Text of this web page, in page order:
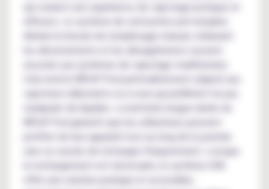
qui veulent une expérience de vapotage pratique et
élimine le besoin de remplissage manuel, réduisant
associés aux systèmes de vapotage traditionnels.
Cela rend le WPuff Pod particulièrement adapté aux
vapoteurs débutants ou à ceux qui préfèrent ne pas
manipuler de liquides. La batterie longue durée du
WPuff Pod garantit que les utilisateurs peuvent
profiter de leur appareil tout au long de la journée
sans se soucier de recharger fréquemment. Lorsque
le rechargement est nécessaire, le système USB
offre une solution pratique et accessible,